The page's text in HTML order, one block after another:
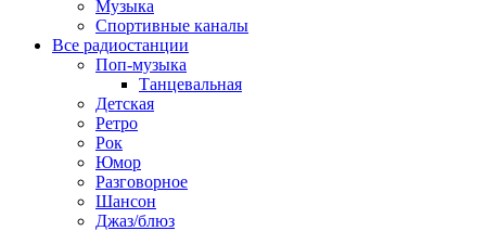
Музыка
Спортивные каналы
Все радиостанции
Поп-музыка
Танцевальная
Детская
Ретро
Рок
Юмор
Разговорное
Шансон
Джаз/блюз